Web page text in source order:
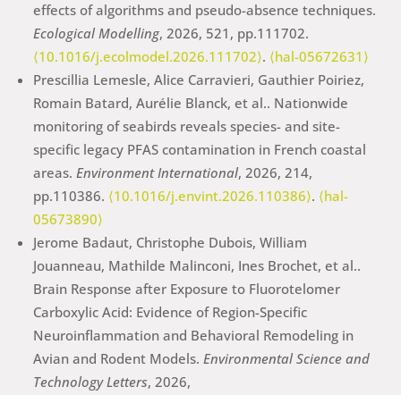
effects of algorithms and pseudo-absence techniques.
Ecological Modelling, 2026, 521, pp.111702.
⟨10.1016/j.ecolmodel.2026.111702⟩. ⟨hal-05672631⟩
Prescillia Lemesle, Alice Carravieri, Gauthier Poiriez,
Romain Batard, Aurélie Blanck, et al.. Nationwide
monitoring of seabirds reveals species- and site-
specific legacy PFAS contamination in French coastal
areas.Environment International, 2026, 214,
pp.110386. ⟨10.1016/j.envint.2026.110386⟩. ⟨hal-
05673890⟩
Jerome Badaut, Christophe Dubois, William
Jouanneau, Mathilde Malinconi, Ines Brochet, et al..
Brain Response after Exposure to Fluorotelomer
Carboxylic Acid: Evidence of Region-Specific
Neuroinflammation and Behavioral Remodeling in
Avian and Rodent Models.Environmental Science and
Technology Letters, 2026,